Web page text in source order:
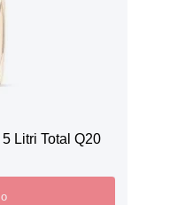
Litri Total Q20